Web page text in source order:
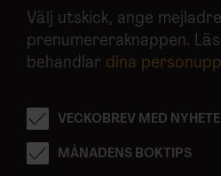
Välj utskick, ange
prenumereraknappen.
behandlar dina
VECKOBREV MED
MÅNADENS BOKTIPS